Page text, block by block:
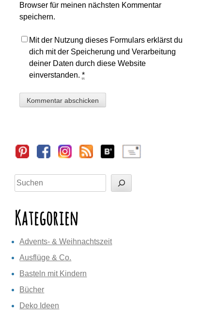
Browser für meinen nächsten Kommentar
speichern.
Mit der Nutzung dieses Formulars erklärst du
dich mit der Speicherung und Verarbeitung
deiner Daten durch diese Website
einverstanden.*
Sidebar
Suchen
Kategorien
Advents- & Weihnachtszeit
Ausflüge & Co.
Basteln mit Kindern
Bücher
Deko Ideen